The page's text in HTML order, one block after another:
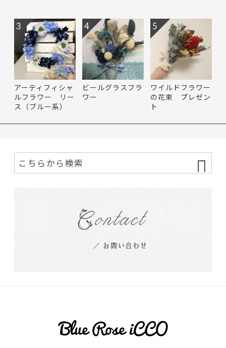
アーティフィシャ
ルフラワー リー
ス（ブルー系）
3
ビールグラスフラ
ワー
4
ワイルドフラワー
の花束 プレゼン
ト
5